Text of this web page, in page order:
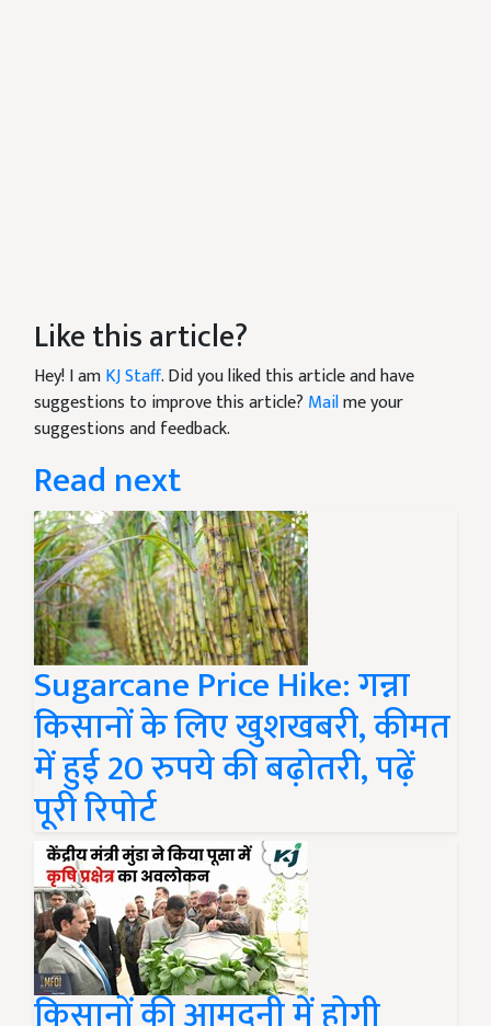
Like this article?
Hey! I amKJ Staff. Did you liked this article and have
suggestions to improve this article? Mailme your
suggestions and feedback.
Read next
Sugarcane Price Hike: गन्ना
किसानों के लिए खुशखबरी, कीमत
में हुई 20 रुपये की बढ़ोतरी, पढ़ें
पूरी रिपोर्ट